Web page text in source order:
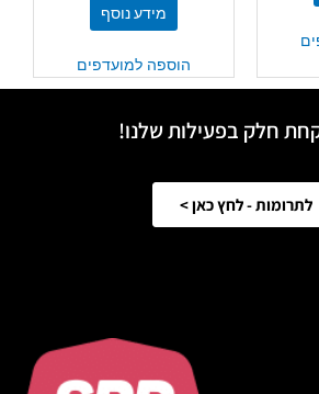
מידע נוסף
הוספה למועדפים
חלק בפעילות שלנו!
לתרומות - לחץ כאן >